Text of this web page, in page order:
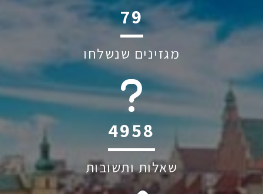
114
מגזינים שנשלחו
6045
שאלות ותשובות